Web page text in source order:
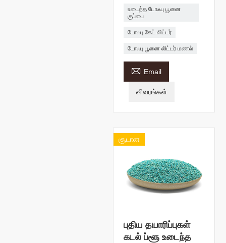
உடைந்த டோஃபு பூனை
குப்பை
டோஃபு கேட் லிட்டர்
டோஃபு பூனை லிட்டர் மணல்
 Email
விவரங்கள்
சூடான
புதிய தயாரிப்புகள்
கடல் ப்ளூ உடைந்த